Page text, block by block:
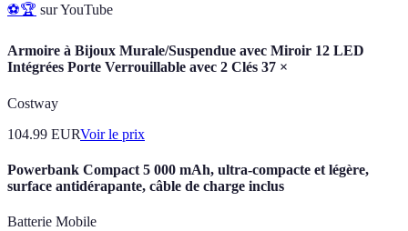
⚽🏆 sur YouTube
Armoire à Bijoux Murale/Suspendue avec Miroir 12 LED
Intégrées Porte Verrouillable avec 2 Clés 37 ×
Costway
104.99 EURVoir le prix
Powerbank Compact 5 000 mAh, ultra-compacte et légère,
surface antidérapante, câble de charge inclus
Batterie Mobile